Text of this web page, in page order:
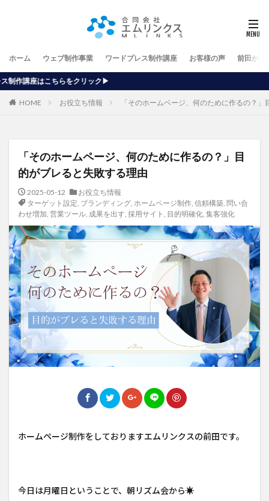
ホーム ウェブ制作事業 ワードプレス制作講座 お客様の声 前田が行
ック▶
HOME お役立ち情報 「そのホームページ、何のために作るの？
「そのホームページ、何のために作るの？」目
的がブレると失敗する理由
2025-05-12
お役立ち情報
ターゲット設定, ブランディング, ホームページ制作, 信頼構築, 問い合
わせ増加, 営業ツール, 成果を出す, 採用サイト , 目的明確化, 集客強化
ホームページ制作をしておりますエムリンクスの前田です。
今日は月曜日ということで、朝リズム会から☀